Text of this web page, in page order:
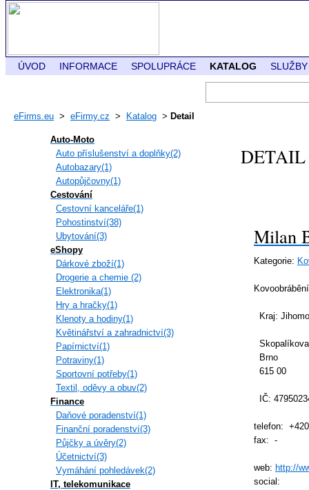
ÚVOD INFORMACE SPOLUPRÁCE KATALOG SLUŽBY
eFirms.eu > eFirmy.cz > Katalog > Detail
Auto-Moto
Auto příslušenství a doplňky(2)
Autobazary(1)
Autopůjčovny(1)
Cestování
Cestovní kanceláře(1)
Pohostinství(38)
Ubytování(3)
eShopy
Dárkové zboží(1)
Drogerie a chemie (2)
Elektronika(1)
Hry a hračky(1)
Klenoty a hodiny(1)
Květinářství a zahradnictví(3)
Papírnictví(1)
Potraviny(1)
Sportovní potřeby(1)
Textil, oděvy a obuv(2)
Finance
Daňové poradenství(1)
Finanční poradenství(3)
Půjčky a úvěry(2)
Účetnictví(3)
Vymáhání pohledávek(2)
IT, telekomunikace
Milan
Kategorie:
Kovoobrábění
Kraj:
Brno
615 00
IČ:
telefon:
fax: -
web: http://
social: